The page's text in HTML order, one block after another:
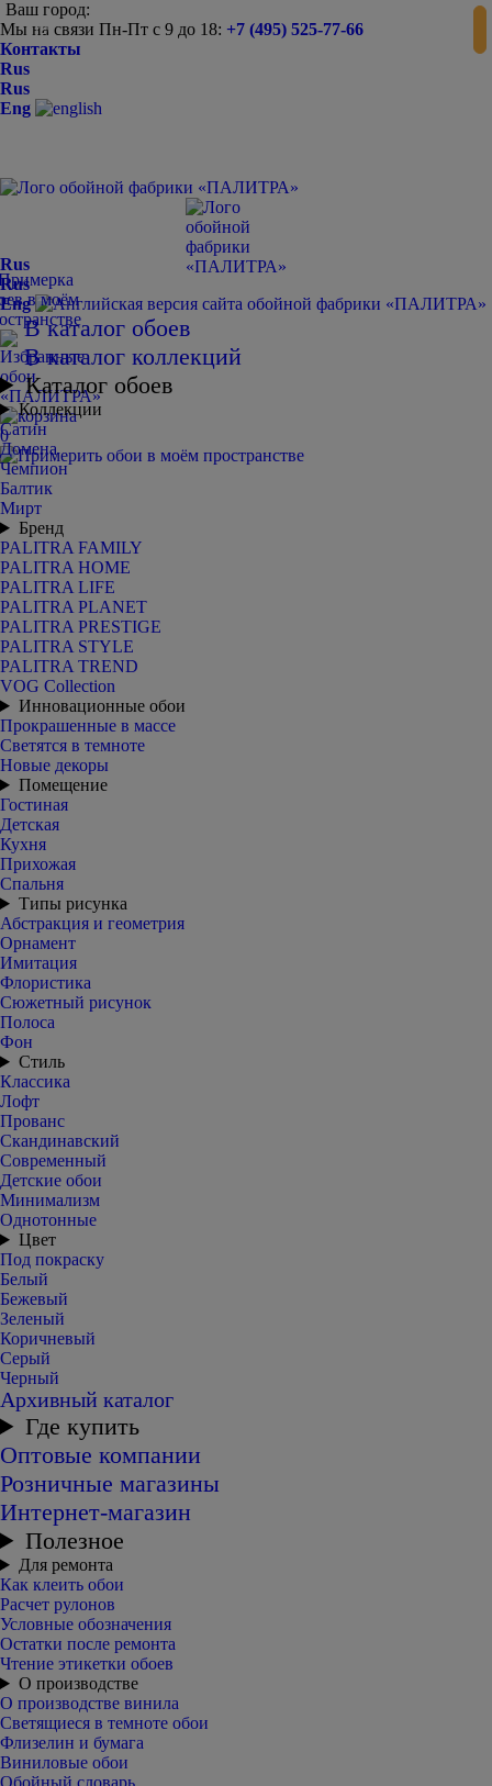
Ваш город:
Мы на связи Пн-Пт с 9 до 18: +7 (495) 525-77-66
Контакты
Rus
Rus
Eng
0
Rus
Rus
Eng
В каталог обоев
В каталог коллекций
Каталог обоев
Коллекции
Сатин
Домена
Чемпион
Балтик
Мирт
Бренд
PALITRA FAMILY
PALITRA HOME
PALITRA LIFE
PALITRA PLANET
PALITRA PRESTIGE
PALITRA STYLE
PALITRA TREND
VOG Collection
Инновационные обои
Прокрашенные в массе
Светятся в темноте
Новые декоры
Помещение
Гостиная
Детская
Кухня
Прихожая
Спальня
Типы рисунка
Абстракция и геометрия
Орнамент
Имитация
Флористика
Сюжетный рисунок
Полоса
Фон
Стиль
Классика
Лофт
Прованс
Скандинавский
Современный
Детские обои
Минимализм
Однотонные
Цвет
Под покраску
Белый
Бежевый
Зеленый
Коричневый
Серый
Черный
Архивный каталог
Где купить
Оптовые компании
Розничные магазины
Интернет-магазин
Полезное
Для ремонта
Как клеить обои
Расчет рулонов
Условные обозначения
Остатки после ремонта
Чтение этикетки обоев
О производстве
О производстве винила
Светящиеся в темноте обои
Флизелин и бумага
Виниловые обои
Обойный словарь
-